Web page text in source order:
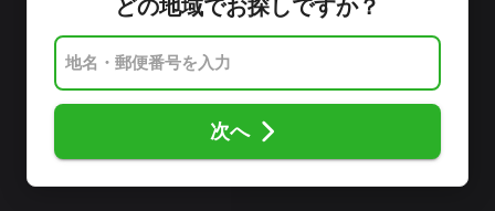
どの地域でお探しですか？
次へ